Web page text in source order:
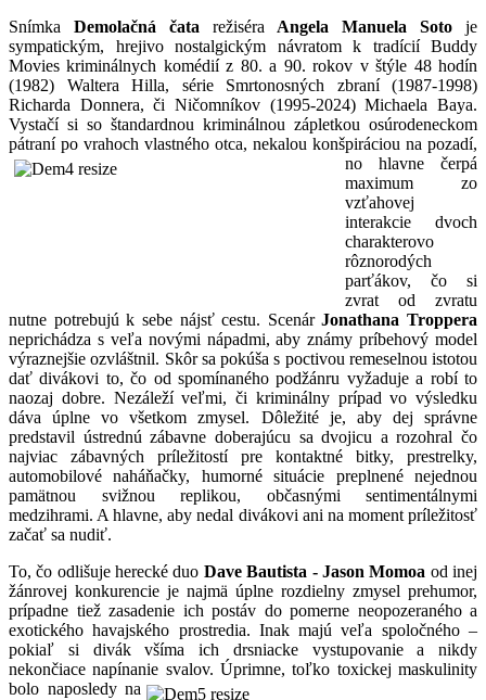
Snímka Demolačná čata režiséra Angela Manuela Soto je
sympatickým, hrejivo nostalgickým návratom k tradícií Buddy
Movies kriminálnych komédií z 80. a 90. rokov v štýle 48 hodín
(1982) Waltera Hilla, série Smrtonosných zbraní (1987-1998)
Richarda Donnera, či Ničomníkov (1995-2024) Michaela Baya.
Vystačí si so štandardnou kriminálnou zápletkou osúrodeneckom
pátraní po vrahoch vlastného otca, nekalou konšpiráciou na pozadí,
no hlavne čerpá
maximum zo
vzťahovej
interakcie dvoch
charakterovo
rôznorodých
parťákov, čo si
zvrat od zvratu
nutne potrebujú k sebe nájsť cestu. ScenárJonathana Troppera
neprichádza s veľa novými nápadmi, aby známy príbehový model
výraznejšie ozvláštnil. Skôr sa pokúša s poctivou remeselnou istotou
dať divákovi to, čo od spomínaného podžánru vyžaduje a robí to
naozaj dobre. Nezáleží veľmi, či kriminálny prípad vo výsledku
dáva úplne vo všetkom zmysel. Dôležité je, aby dej správne
predstavil ústrednú zábavne doberajúcu sa dvojicu a rozohral čo
najviac zábavných príležitostí pre kontaktné bitky, prestrelky,
automobilové naháňačky, humorné situácie preplnené nejednou
pamätnou svižnou replikou, občasnými sentimentálnymi
medzihrami. A hlavne, aby nedal divákovi ani na moment príležitosť
začať sa nudiť.
To, čo odlišuje herecké duo Dave Bautista - Jason Momoa od inej
žánrovej konkurencie je najmä úplne rozdielny zmysel prehumor,
prípadne tiež zasadenie ich postáv do pomerne neopozeraného a
exotického havajského prostredia. Inak majú veľa spoločného –
pokiaľ si divák všíma ich drsniacke vystupovanie a nikdy
nekončiace napínanie svalov. Úprimne, toľko toxickej maskulinity
bolo naposledy na